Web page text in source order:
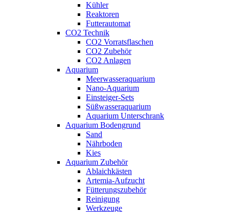
Kühler
Reaktoren
Futterautomat
CO2 Technik
CO2 Vorratsflaschen
CO2 Zubehör
CO2 Anlagen
Aquarium
Meerwasseraquarium
Nano-Aquarium
Einsteiger-Sets
Süßwasseraquarium
Aquarium Unterschrank
Aquarium Bodengrund
Sand
Nährboden
Kies
Aquarium Zubehör
Ablaichkästen
Artemia-Aufzucht
Fütterungszubehör
Reinigung
Werkzeuge